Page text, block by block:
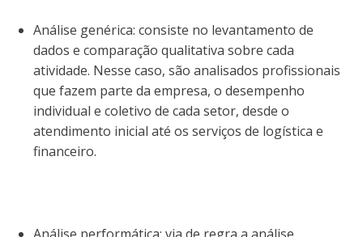
Análise genérica: consiste no levantamento de
dados e comparação qualitativa sobre cada
atividade. Nesse caso, são analisados profissionais
que fazem parte da empresa, o desempenho
individual e coletivo de cada setor, desde o
atendimento inicial até os serviços de logística e
financeiro.